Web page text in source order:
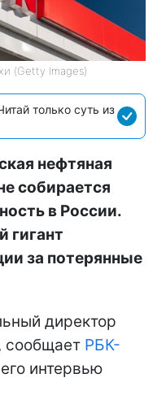
(Getty Images)
только суть из
нефтяная
собирается
в России.
гигант
за потерянные
директор
сообщает РБК-
интервью